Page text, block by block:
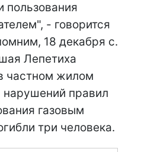
пользования
- говорится
18 декабря с.
Лепетиха
частном жилом
правил
газовым
три человека.